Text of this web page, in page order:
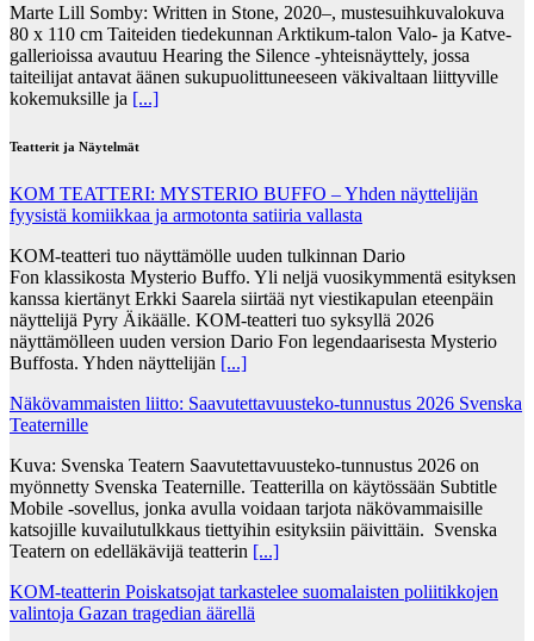
Marte Lill Somby: Written in Stone, 2020–, mustesuihkuvalokuva
80 x 110 cm Taiteiden tiedekunnan Arktikum-talon Valo- ja Katve-
gallerioissa avautuu Hearing the Silence -yhteisnäyttely, jossa
taiteilijat antavat äänen sukupuolittuneeseen väkivaltaan liittyville
kokemuksille ja [...]
Teatterit ja Näytelmät
KOM TEATTERI: MYSTERIO BUFFO – Yhden näyttelijän
fyysistä komiikkaa ja armotonta satiiria vallasta
KOM-teatteri tuo näyttämölle uuden tulkinnan Dario
Fon klassikosta Mysterio Buffo. Yli neljä vuosikymmentä esityksen
kanssa kiertänyt Erkki Saarela siirtää nyt viestikapulan eteenpäin
näyttelijä Pyry Äikäälle. KOM-teatteri tuo syksyllä 2026
näyttämölleen uuden version Dario Fon legendaarisesta Mysterio
Buffosta. Yhden näyttelijän [...]
Näkövammaisten liitto: Saavutettavuusteko-tunnustus 2026 Svenska
Teaternille
Kuva: Svenska Teatern Saavutettavuusteko-tunnustus 2026 on
myönnetty Svenska Teaternille. Teatterilla on käytössään Subtitle
Mobile -sovellus, jonka avulla voidaan tarjota näkövammaisille
katsojille kuvailutulkkaus tiettyihin esityksiin päivittäin. Svenska
Teatern on edelläkävijä teatterin [...]
KOM-teatterin Poiskatsojat tarkastelee suomalaisten poliitikkojen
valintoja Gazan tragedian äärellä